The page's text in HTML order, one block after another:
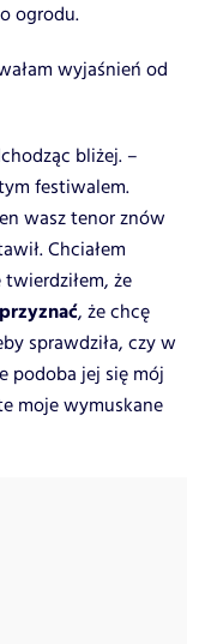
ogrodu.
wyjaśnień od
bliżej. –
festiwalem.
wasz tenor znów
Chciałem
że
, że chcę
sprawdziła, czy w
podoba jej się mój
moje wymuskane